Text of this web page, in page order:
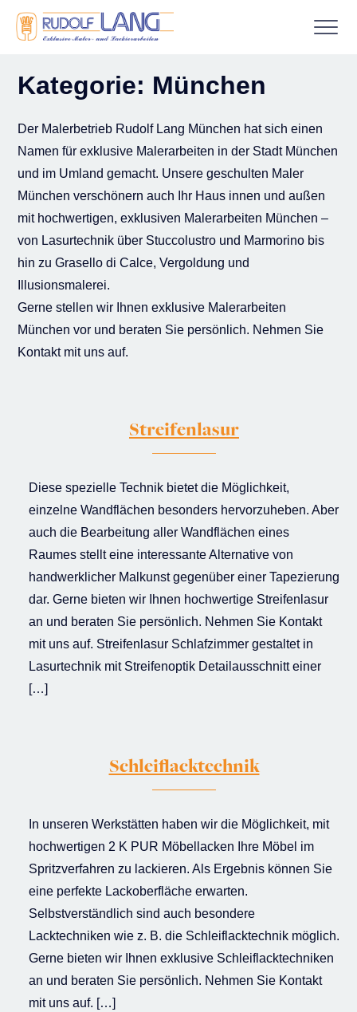
Digitaldruck und Werbetechnik
Kontakt
Maler­arbeiten
Außen­arbeiten
Werkstatt­arbeiten
Auslands­arbeiten
Kategorie: München
Der Malerbetrieb Rudolf Lang München hat sich einen
Namen für exklusive Malerarbeiten in der Stadt München
und im Umland gemacht. Unsere geschulten Maler
München verschönern auch Ihr Haus innen und außen
mit hochwertigen, exklusiven Malerarbeiten München –
von Lasurtechnik über Stuccolustro und Marmorino bis
hin zu Grasello di Calce, Vergoldung und
Illusionsmalerei.
Gerne stellen wir Ihnen exklusive Malerarbeiten
München vor und beraten Sie persönlich. Nehmen Sie
Kontakt mit uns auf.
Streifenlasur
Diese spezielle Technik bietet die Möglichkeit,
einzelne Wandflächen besonders hervorzuheben. Aber
auch die Bearbeitung aller Wandflächen eines
Raumes stellt eine interessante Alternative von
handwerklicher Malkunst gegenüber einer Tapezierung
dar. Gerne bieten wir Ihnen hochwertige Streifenlasur
an und beraten Sie persönlich. Nehmen Sie Kontakt
mit uns auf. Streifenlasur Schlafzimmer gestaltet in
Lasurtechnik mit Streifenoptik Detailausschnitt einer
[…]
Schleiflacktechnik
In unseren Werkstätten haben wir die Möglichkeit, mit
hochwertigen 2 K PUR Möbellacken Ihre Möbel im
Spritzverfahren zu lackieren. Als Ergebnis können Sie
eine perfekte Lackoberfläche erwarten.
Selbstverständlich sind auch besondere
Lacktechniken wie z. B. die Schleiflacktechnik möglich.
Gerne bieten wir Ihnen exklusive Schleiflacktechniken
an und beraten Sie persönlich. Nehmen Sie Kontakt
mit uns auf. […]